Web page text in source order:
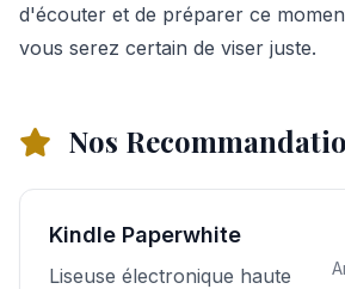
d'écouter et de préparer ce
vous serez certain de viser juste.
Nos
Kindle Paperwhite
Liseuse électronique haute